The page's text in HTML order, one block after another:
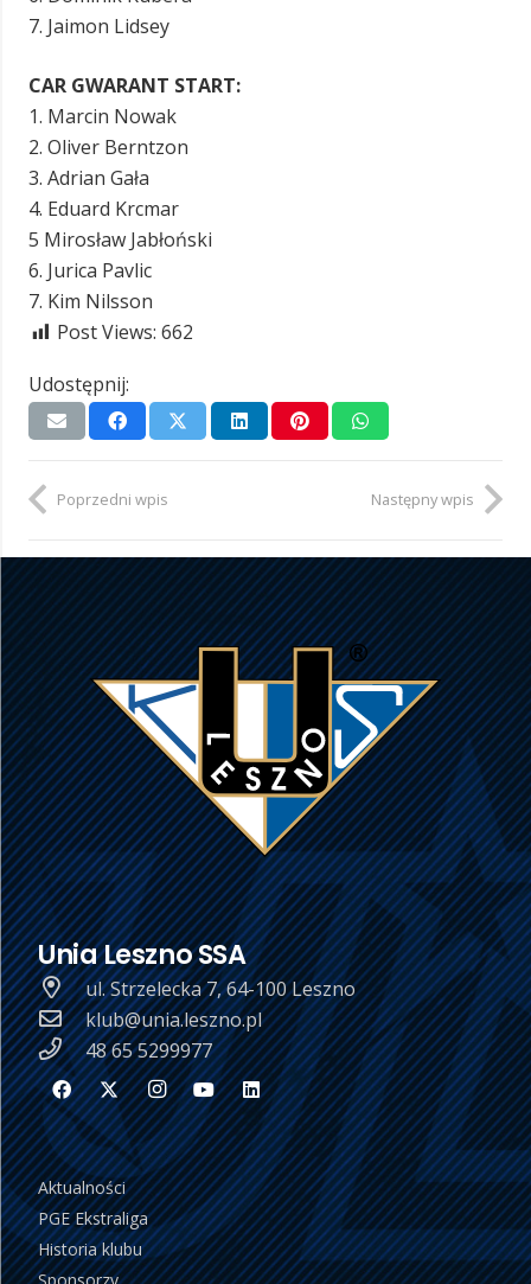
7. Jaimon Lidsey
CAR GWARANT START:
1. Marcin Nowak
2. Oliver Berntzon
3. Adrian Gała
4. Eduard Krcmar
5 Mirosław Jabłoński
6. Jurica Pavlic
7. Kim Nilsson
Post Views: 662
Udostępnij:
Poprzedni wpis Następny wpis
Unia Leszno SSA
ul. Strzelecka 7, 64-100 Leszno
klub@unia.leszno.pl
48 65 5299977
Aktualności
PGE Ekstraliga
Historia klubu